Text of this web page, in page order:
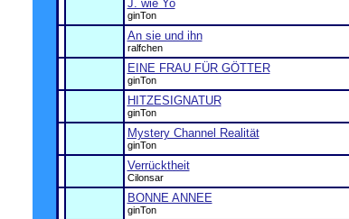
J. wie Yo
ginTon
An sie und ihn
ralfchen
EINE FRAU FÜR GÖTTER
ginTon
HITZESIGNATUR
ginTon
Mystery Channel Realität
ginTon
Verrücktheit
Cilonsar
BONNE ANNEE
ginTon